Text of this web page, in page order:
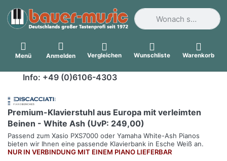
Geben Sie einen
Menü Anmelden Vergleichen Wunschliste Warenkorb
Info: +49 (0)6106-4303
Premium-Klavierstuhl aus Europa mit verleimten
Beinen - White Ash (UvP: 249,00)
Passend zum Xasio PXS7000 oder Yamaha White-Ash Pianos
bieten wir Ihnen eine passende Klavierbank in Esche Weiß an.
NUR IN VERBINDUNG MIT EINEM PIANO LIEFERBAR